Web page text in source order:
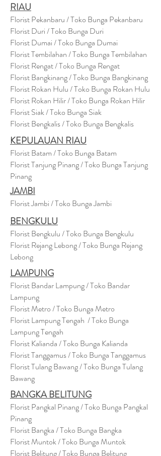
RIAU
Florist Pekanbaru / Toko Bunga Pekanbaru
Florist Duri / Toko Bunga Duri
Florist Dumai / Toko Bunga Dumai
Florist Tembilahan / Toko Bunga Tembilahan
Florist Rengat / Toko Bunga Rengat
Florist Bangkinang / Toko Bunga Bangkinang
Florist Rokan Hulu / Toko Bunga Rokan Hulu
Florist Rokan Hilir / Toko Bunga Rokan Hilir
Florist Siak / Toko Bunga Siak
Florist Bengkalis / Toko Bunga Bengkalis
KEPULAUAN RIAU
Florist Batam / Toko Bunga Batam
Florist Tanjung Pinang / Toko Bunga Tanjung
Pinang
JAMBI
Florist Jambi / Toko Bunga Jambi
BENGKULU
Florist Bengkulu / Toko Bunga Bengkulu
Florist Rejang Lebong / Toko Bunga Rejang
Lebong
LAMPUNG
Florist Bandar Lampung / Toko Bandar
Lampung
Florist Metro / Toko Bunga Metro
Florist Lampung Tengah / Toko Bunga
Lampung Tengah
Florist Kalianda / Toko Bunga Kalianda
Florist Tanggamus / Toko Bunga Tanggamus
Florist Tulang Bawang / Toko Bunga Tulang
Bawang
BANGKA BELITUNG
Florist Pangkal Pinang / Toko Bunga Pangkal
Pinang
Florist Bangka / Toko Bunga Bangka
Florist Muntok / Toko Bunga Muntok
Florist Belitung / Toko Bunga Belitung